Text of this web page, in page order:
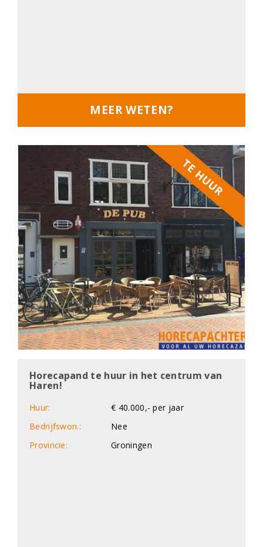
MEER WETEN?
TE HUUR
Horecapand te huur in het centrum van
Haren!
Huur:
€ 40.000,- per jaar
Bedrijfswon.:
Nee
Provincie:
Groningen